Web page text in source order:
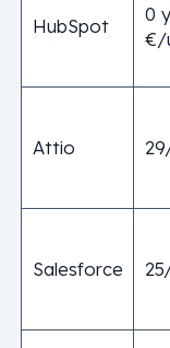
HubSpot
0
€/
Attio
Salesforce